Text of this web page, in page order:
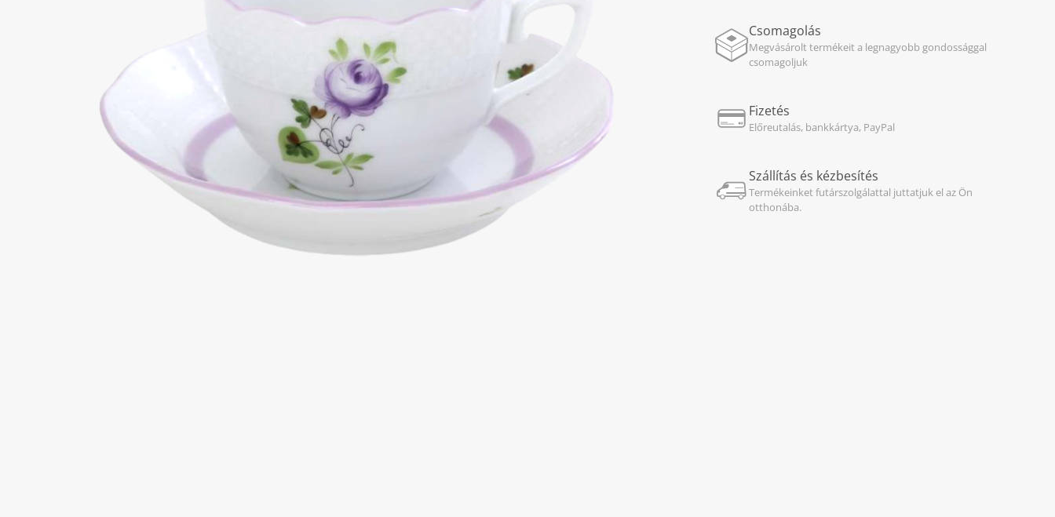
Csomagolás
Megvásárolt termékeit a legnagyobb gondossággal
csomagoljuk
Fizetés
Előreutalás, bankkártya, PayPal
Szállítás és kézbesítés
Termékeinket futárszolgálattal juttatjuk el az Ön
otthonába.